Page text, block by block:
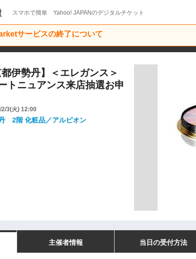
スマホで簡単 Yahoo! JAPANのデジタルチケット
サービスの終了について
都伊勢丹】＜エレガンス＞
ニュアンス来店抽選お申
3(火) 12:00
2階 化粧品／アルビオン
主催者情報 当日の受付方法